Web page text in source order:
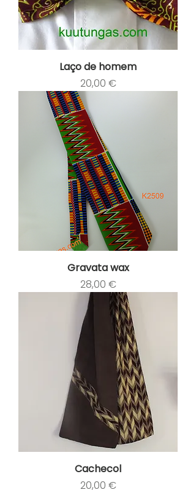
Laço de homem
Preço
20,00 €
Gravata wax
Preço
28,00 €
Cachecol
Preço
20,00 €